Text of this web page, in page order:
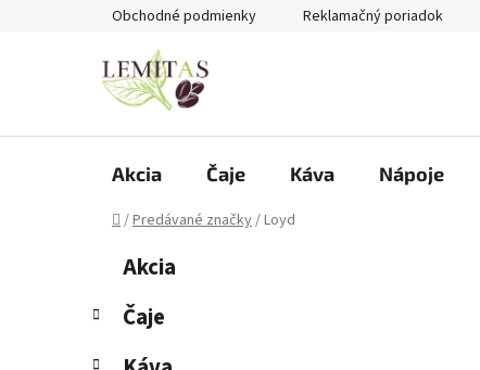
Obchodné podmienky Reklamačný poriadok
Akcia Čaje Káva Nápoje
Domov
/Predávané značky/Loyd
č
Preskočiť
kategórie
e
Akcia
Čaje